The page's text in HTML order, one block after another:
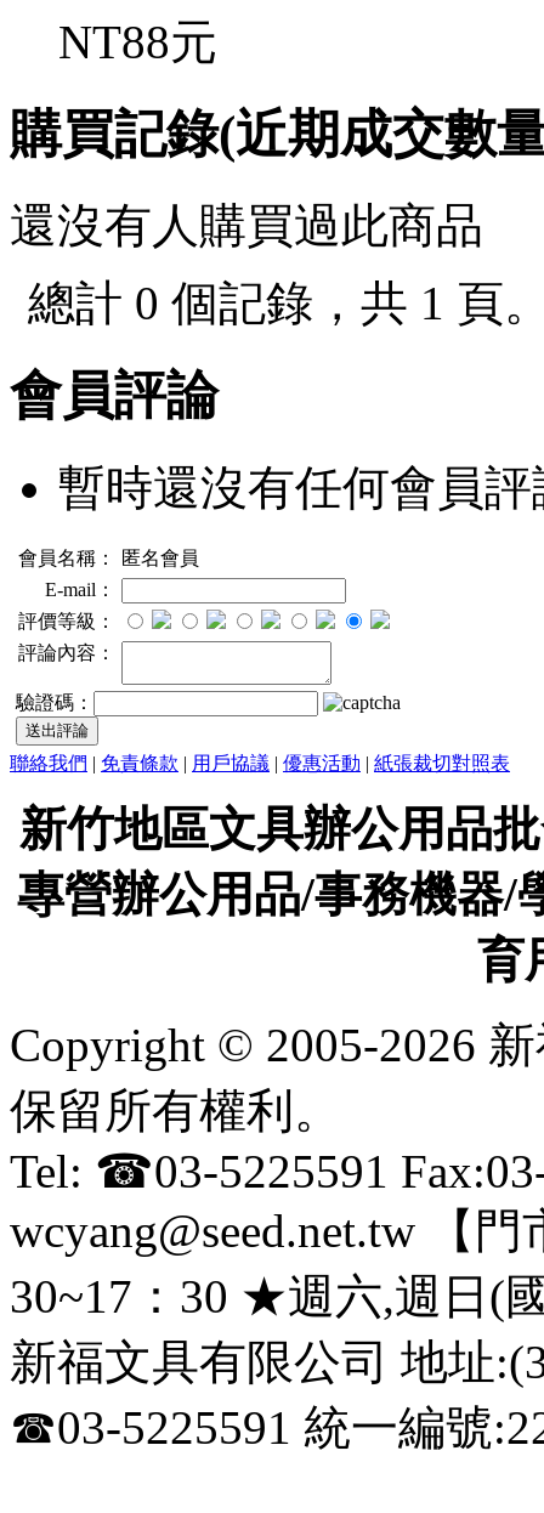
NT88元
購買記錄(近期成交數
還沒有人購買過此商品
總計 0 個記錄，共 1 頁
會員評論
暫時還沒有任何會員評
會員名稱：
匿名會員
E-mail：
評價等級：
評論內容：
驗證碼：
聯絡我們 | 免責條款 | 用戶協議 | 優惠活動 | 紙張裁切對照表
新竹地區文具辦公用品
專營辦公用品/事務機器/
育
Copyright © 2005-2026
保留所有權利。
Tel: ☎03-5225591
wcyang@seed.net.tw 【
30~17：30 ★週六,週日(
新福文具有限公司 地址
☎03-5225591 統一編號